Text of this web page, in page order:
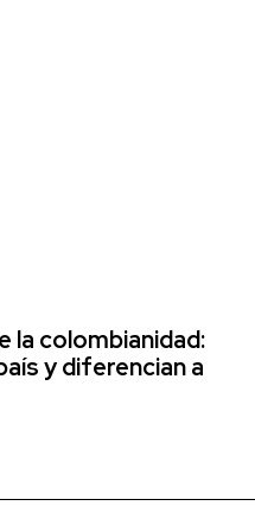
la colombianidad:
y diferencian a